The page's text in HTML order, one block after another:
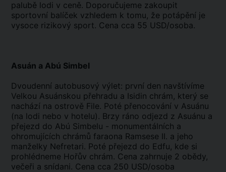
palubě lodi v ceně. Doporučujeme zakoupit
sportovní balíček vzhledem k tomu, že potápění je
vysoce rizikový sport. Cena cca 55 USD/osoba.
Asuán a Abú Simbel
Dvoudenní autobusový výlet: první den navštívíme
Velkou Asuánskou přehradu a Isidin chrám, který se
nachází na ostrově File. Poté přenocování v Asuánu
(na lodi nebo v hotelu). Brzy ráno odjezd z Asuánu a
přejezd do Abú Simbelu - monumentálních a
ohromujících chrámů faraona Ramsese II. a jeho
manželky Nefretari. Poté přejezd do Edfu, kde si
prohlédneme Hořův chrám. Cena zahrnuje 2 obědy,
večeři a snídani. Cena cca 250 USD/osoba